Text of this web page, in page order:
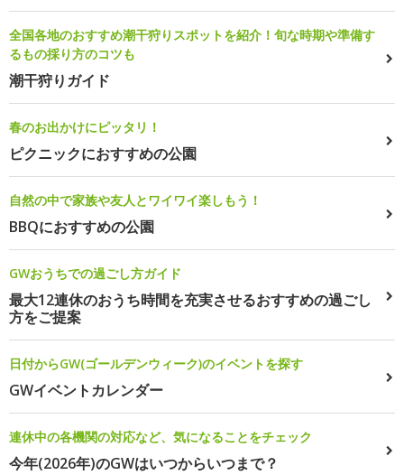
全国各地のおすすめ潮干狩りスポットを紹介！旬な時期や準備す
るもの採り方のコツも
潮干狩りガイド
春のお出かけにピッタリ！
ピクニックにおすすめの公園
自然の中で家族や友人とワイワイ楽しもう！
BBQにおすすめの公園
GWおうちでの過ごし方ガイド
最大12連休のおうち時間を充実させるおすすめの過ごし
方をご提案
日付からGW(ゴールデンウィーク)のイベントを探す
GWイベントカレンダー
連休中の各機関の対応など、気になることをチェック
今年(2026年)のGWはいつからいつまで？